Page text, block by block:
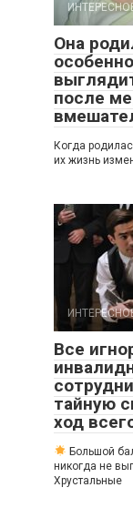
Она
после
Когда
их жизнь
Все
тайную
ход
Большой
никогда не
Хрустальные